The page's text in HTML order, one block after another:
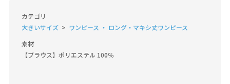
カテゴリ
大きいサイズ
ワンピース ・ ロング・マキシ丈ワンピース
素材
【ブラウス】ポリエステル 100％